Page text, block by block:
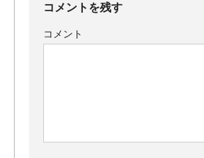
コメントを残す
コメント